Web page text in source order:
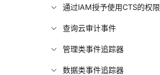
通过IAM授予使用CTS的权限
查询云审计事件
管理类事件追踪器
数据类事件追踪器